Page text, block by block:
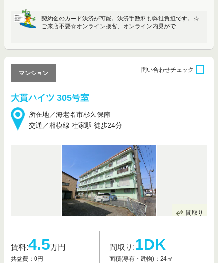
契約金のカード決済が可能。決済手数料も弊社負担です。☆
ご来店不要☆オンライン接客、オンライン内見がで･･･
大貫ハイツ 305号室
所在地／海老名市杉久保南
交通／相模線 社家駅 徒歩24分
マンション
問い合わせチェック
間取り
賃料:4.5万円
共益費：0円
間取り:1DK
面積(専有・建物)：24㎡